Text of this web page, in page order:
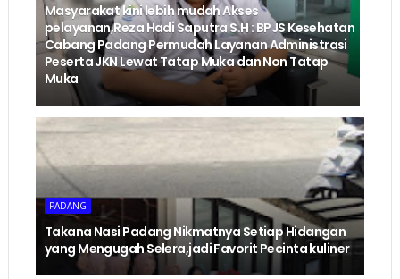
Masyarakat kini lebih mudah Akses
pelayanan,Reza Hadi Saputra S.H : BPJS Kesehatan
Cabang Padang Permudah Layanan Administrasi
Peserta JKN Lewat Tatap Muka dan Non Tatap
Muka
PADANG
Takana Nasi Padang Nikmatnya Setiap Hidangan
yang Mengugah Selera,jadi Favorit Pecinta kuliner